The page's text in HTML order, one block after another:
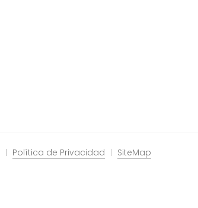
Política de Privacidad SiteMap